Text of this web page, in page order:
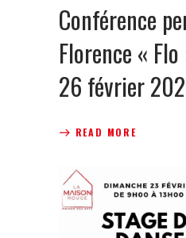
Conférence
Florence «
26 février
READ MORE